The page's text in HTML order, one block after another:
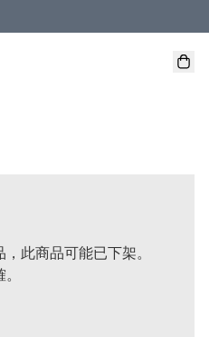
順豐送到家。
此商品可能已下架。